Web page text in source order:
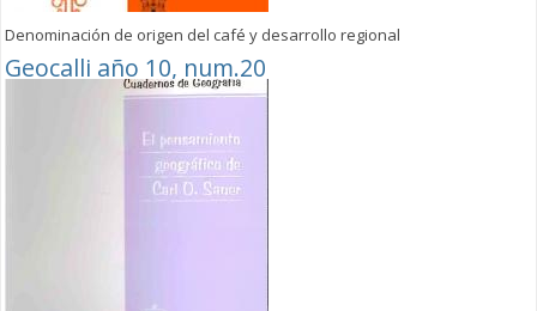
Denominación de origen del café y desarrollo regional
Geocalli año 10, num.20